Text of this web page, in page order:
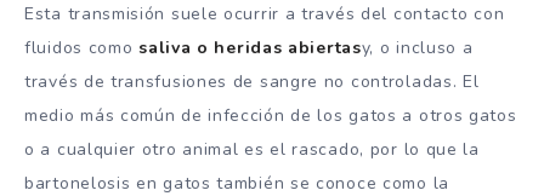
Esta transmisión suele ocurrir a través del contacto con
fluidos comosaliva o heridas abiertasy, o incluso a
través de transfusiones de sangre no controladas. El
medio más común de infección de los gatos a otros gatos
o a cualquier otro animal es el rascado, por lo que la
bartonelosis en gatos también se conoce como la